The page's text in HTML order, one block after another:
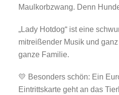
Maulkorbzwang. Denn
„Lady Hotdog“ ist eine
mitreißender Musik und
ganze Familie.
💛 Besonders schön: Ein
Eintrittskarte geht an das